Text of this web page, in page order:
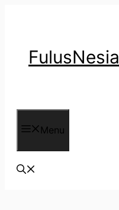
FulusNesia
Menu